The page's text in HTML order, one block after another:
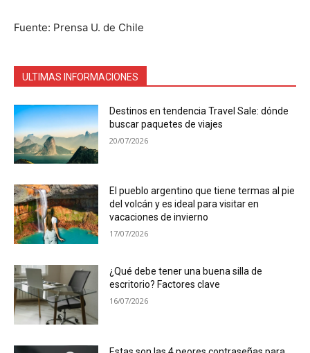
Fuente: Prensa U. de Chile
ULTIMAS INFORMACIONES
Destinos en tendencia Travel Sale: dónde
buscar paquetes de viajes
20/07/2026
El pueblo argentino que tiene termas al pie
del volcán y es ideal para visitar en
vacaciones de invierno
17/07/2026
¿Qué debe tener una buena silla de
escritorio? Factores clave
16/07/2026